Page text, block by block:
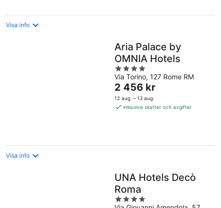
Visa info
Aria Palace by
OMNIA Hotels
4
out
of
5
Via Torino, 127 Rome RM
Priset
är
2 456 kr
2 456 kr
12 aug. – 13 aug.
inklusive skatter och avgifter
Visa info
UNA Hotels Decò
Roma
4